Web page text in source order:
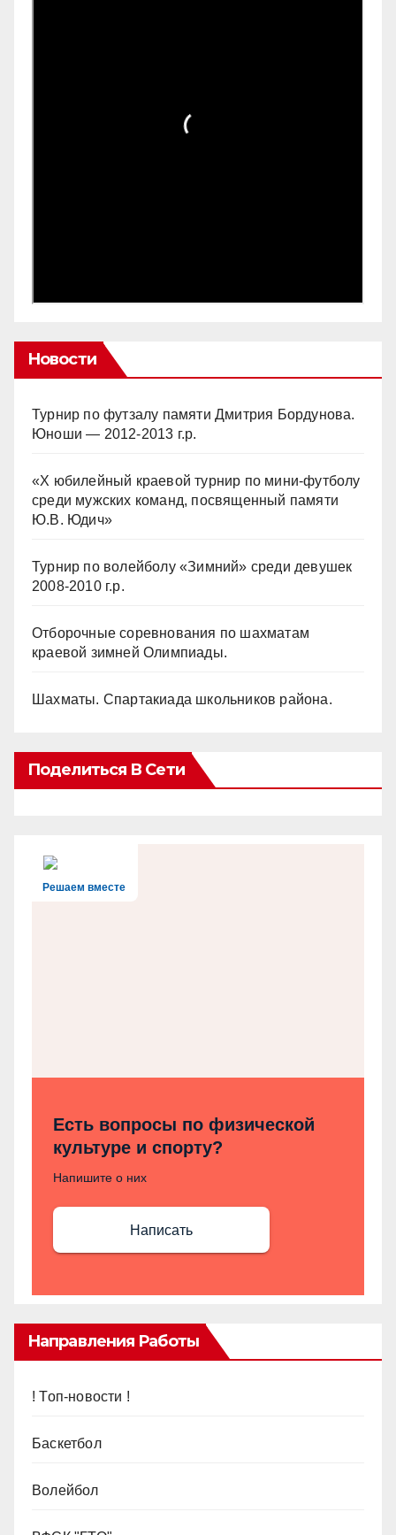
Новости
Турнир по футзалу памяти Дмитрия Бордунова.
Юноши — 2012-2013 г.р.
«Х юбилейный краевой турнир по мини-футболу
среди мужских команд, посвященный памяти
Ю.В. Юдич»
Турнир по волейболу «Зимний» среди девушек
2008-2010 г.р.
Отборочные соревнования по шахматам
краевой зимней Олимпиады.
Шахматы. Спартакиада школьников района.
Поделиться В Сети
Решаем вместе
Есть вопросы по физической
культуре и спорту?
Напишите о них
Написать
Направления Работы
! Топ-новости !
Баскетбол
Волейбол